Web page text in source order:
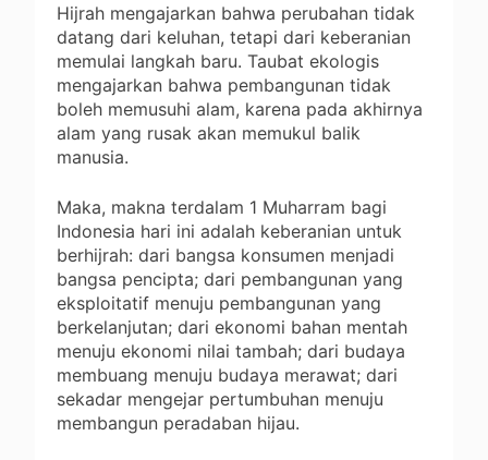
Hijrah mengajarkan bahwa perubahan tidak
datang dari keluhan, tetapi dari keberanian
memulai langkah baru. Taubat ekologis
mengajarkan bahwa pembangunan tidak
boleh memusuhi alam, karena pada akhirnya
alam yang rusak akan memukul balik
manusia.
Maka, makna terdalam 1 Muharram bagi
Indonesia hari ini adalah keberanian untuk
berhijrah: dari bangsa konsumen menjadi
bangsa pencipta; dari pembangunan yang
eksploitatif menuju pembangunan yang
berkelanjutan; dari ekonomi bahan mentah
menuju ekonomi nilai tambah; dari budaya
membuang menuju budaya merawat; dari
sekadar mengejar pertumbuhan menuju
membangun peradaban hijau.